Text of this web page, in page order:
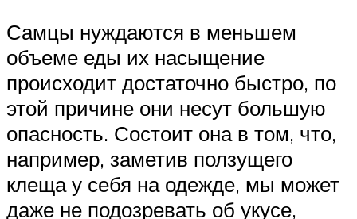
Самцы нуждаются в меньшем
объеме еды их насыщение
происходит достаточно быстро, по
этой причине они несут большую
опасность. Состоит она в том, что,
например, заметив ползущего
клеща у себя на одежде, мы может
даже не подозревать об укусе,